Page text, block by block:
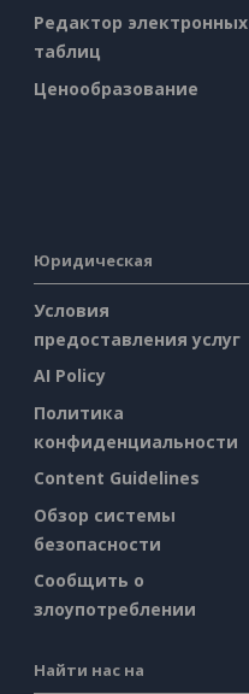
Редактор электронных
таблиц
Ценообразование
Юридическая
Условия
предоставления услуг
AI Policy
Политика
конфиденциальности
Content Guidelines
Обзор системы
безопасности
Сообщить о
злоупотреблении
Найти нас на